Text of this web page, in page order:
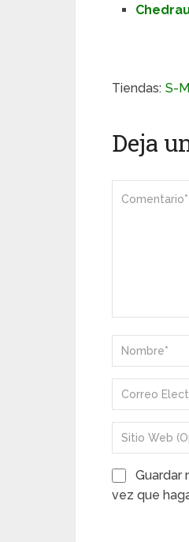
Tiendas: S-
Deja
Guardar
vez que